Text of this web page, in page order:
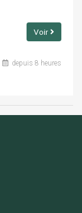
Voir
depuis 8 heures